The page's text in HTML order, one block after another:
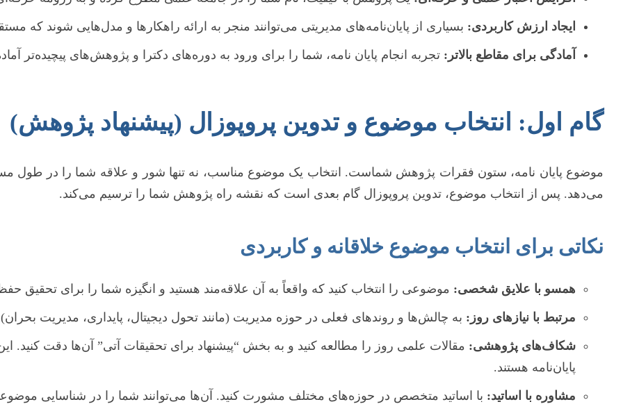
ایجاد ارزش کاربردی: بسیاری از پایان‌نامه‌های مدیریتی می‌توانند منجر به ارائه راهکارها و مدل‌هایی شوند که
آمادگی برای مقاطع بالاتر: تجربه انجام پایان نامه، شما را برای ورود به دوره‌های دکترا و پژوهش‌های پیچیده‌تر
گام اول: انتخاب موضوع و تدوین پروپوزال (پیشنهاد پژوهش)
موضوع پایان نامه، ستون فقرات پژوهش شماست. انتخاب یک موضوع مناسب، نه تنها شور و علاقه شما را در طول
می‌دهد. پس از انتخاب موضوع، تدوین پروپوزال گام بعدی است که نقشه راه پژوهش شما را ترسیم می‌کند.
نکاتی برای انتخاب موضوع خلاقانه و کاربردی
همسو با علایق شخصی: موضوعی را انتخاب کنید که واقعاً به آن علاقه‌مند هستید و انگیزه شما را برای تحقیق
مرتبط با نیازهای روز: به چالش‌ها و روندهای فعلی در حوزه مدیریت (مانند تحول دیجیتال، پایداری، مدیریت بحران)
شکاف‌های پژوهشی: مقالات علمی روز را مطالعه کنید و به بخش “پیشنهاد برای تحقیقات آتی” آن‌ها دقت کنید.
پایان‌نامه هستند.
مشاوره با اساتید: با اساتید متخصص در حوزه‌های مختلف مشورت کنید. آن‌ها می‌توانند شما را در شناسایی